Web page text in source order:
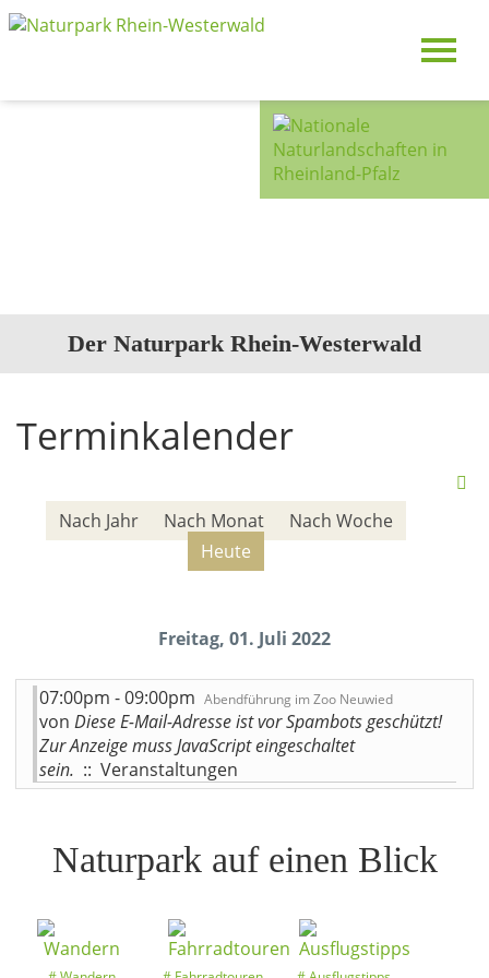
Der Naturpark Rhein-Westerwald
Terminkalender
Nach Jahr Nach Monat
Nach Woche
Heute
Freitag, 01. Juli 2022
07:00pm - 09:00pm Abendführung im Zoo Neuwied
von Diese E-Mail-Adresse ist vor Spambots geschützt!
Zur Anzeige muss JavaScript eingeschaltet
sein. :: Veranstaltungen
Naturpark auf einen Blick